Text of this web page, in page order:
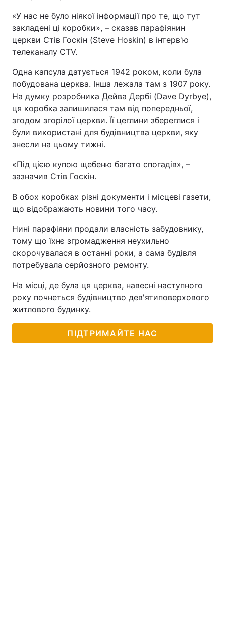
«У нас не було ніякої інформації про те, що тут
закладені ці коробки», – сказав парафіянин
церкви Стів Госкін (Steve Hoskin) в інтерв'ю
телеканалу CTV.
Одна капсула датується 1942 роком, коли була
побудована церква. Інша лежала там з 1907 року.
На думку розробника Дейва Дербі (Dave Dyrbye),
ця коробка залишилася там від попередньої,
згодом згорілої церкви. Її цеглини збереглися і
були використані для будівництва церкви, яку
знесли на цьому тижні.
«Під цією купою щебеню багато спогадів», –
зазначив Стів Госкін.
В обох коробках різні документи і місцеві газети,
що відображають новини того часу.
Нині парафіяни продали власність забудовнику,
тому що їхнє згромадження неухильно
скорочувалася в останні роки, а сама будівля
потребувала серйозного ремонту.
На місці, де була ця церква, навесні наступного
року почнеться будівництво дев'ятиповерхового
житлового будинку.
ПІДТРИМАЙТЕ НАС